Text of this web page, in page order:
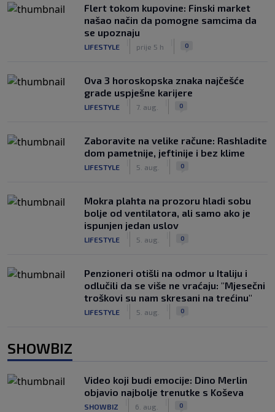
Flert tokom kupovine: Finski market
našao način da pomogne samcima da
se upoznaju
LIFESTYLE prije 5 h 0
Ova 3 horoskopska znaka najčešće
grade uspješne karijere
LIFESTYLE 7. aug. 0
Zaboravite na velike račune: Rashladite
dom pametnije, jeftinije i bez klime
LIFESTYLE 5. aug. 0
Mokra plahta na prozoru hladi sobu
bolje od ventilatora, ali samo ako je
ispunjen jedan uslov
LIFESTYLE 5. aug. 0
Penzioneri otišli na odmor u Italiju i
odlučili da se više ne vraćaju: "Mjesečni
troškovi su nam skresani na trećinu"
LIFESTYLE 5. aug. 0
SHOWBIZ
Video koji budi emocije: Dino Merlin
objavio najbolje trenutke s Koševa
SHOWBIZ 6. aug. 0